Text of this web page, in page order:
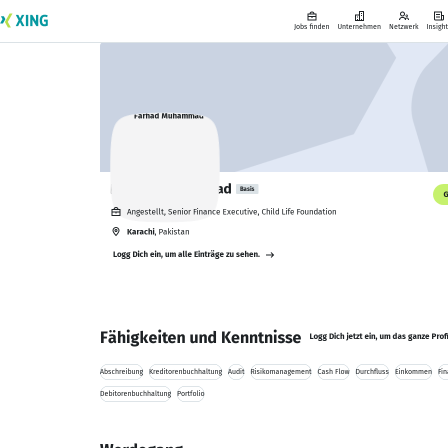
Jobs finden Unternehmen Netzwerk
Farhad Muhammad Basis
Angestellt, Senior Finance Executive, Child Life Foundation
Karachi, Pakistan
Logg Dich ein, um alle Einträge zu sehen.
Fähigkeiten und Kenntnisse Logg Dich jetzt ein, um das ganze
Abschreibung Kreditorenbuchhaltung Audit Risikomanagement Cash Flow Durchfluss Einkommen
Debitorenbuchhaltung Portfolio